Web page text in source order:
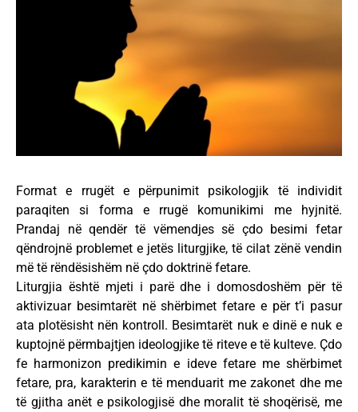
Format e rrugët e përpunimit psikologjik të individit
paraqiten si forma e rrugë komunikimi me hyjnitë.
Prandaj në qendër të vëmendjes së çdo besimi fetar
qëndrojnë problemet e jetës liturgjike, të cilat zënë vendin
më të rëndësishëm në çdo doktrinë fetare.
Liturgjia është mjeti i parë dhe i domosdoshëm për të
aktivizuar besimtarët në shërbimet fetare e për t’i pasur
ata plotësisht nën kontroll. Besimtarët nuk e dinë e nuk e
kuptojnë përmbajtjen ideologjike të riteve e të kulteve. Çdo
fe harmonizon predikimin e ideve fetare me shërbimet
fetare, pra, karakterin e të menduarit me zakonet dhe me
të gjitha anët e psikologjisë dhe moralit të shoqërisë, me